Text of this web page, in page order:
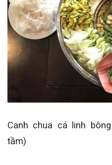
Canh chua cá linh
tầm)